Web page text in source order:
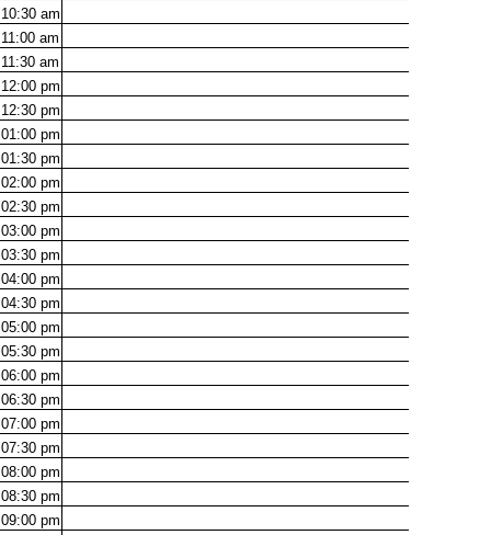
10:30 am
11:00 am
11:30 am
12:00 pm
12:30 pm
01:00 pm
01:30 pm
02:00 pm
02:30 pm
03:00 pm
03:30 pm
04:00 pm
04:30 pm
05:00 pm
05:30 pm
06:00 pm
06:30 pm
07:00 pm
07:30 pm
08:00 pm
08:30 pm
09:00 pm